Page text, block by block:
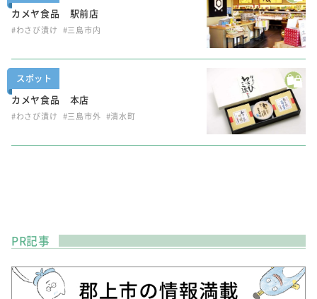
カメヤ食品 駅前店
#わさび漬け #三島市内
スポット
カメヤ食品 本店
#わさび漬け #三島市外 #清水町
PR記事